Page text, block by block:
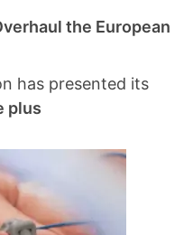
the European
has presented its
plus